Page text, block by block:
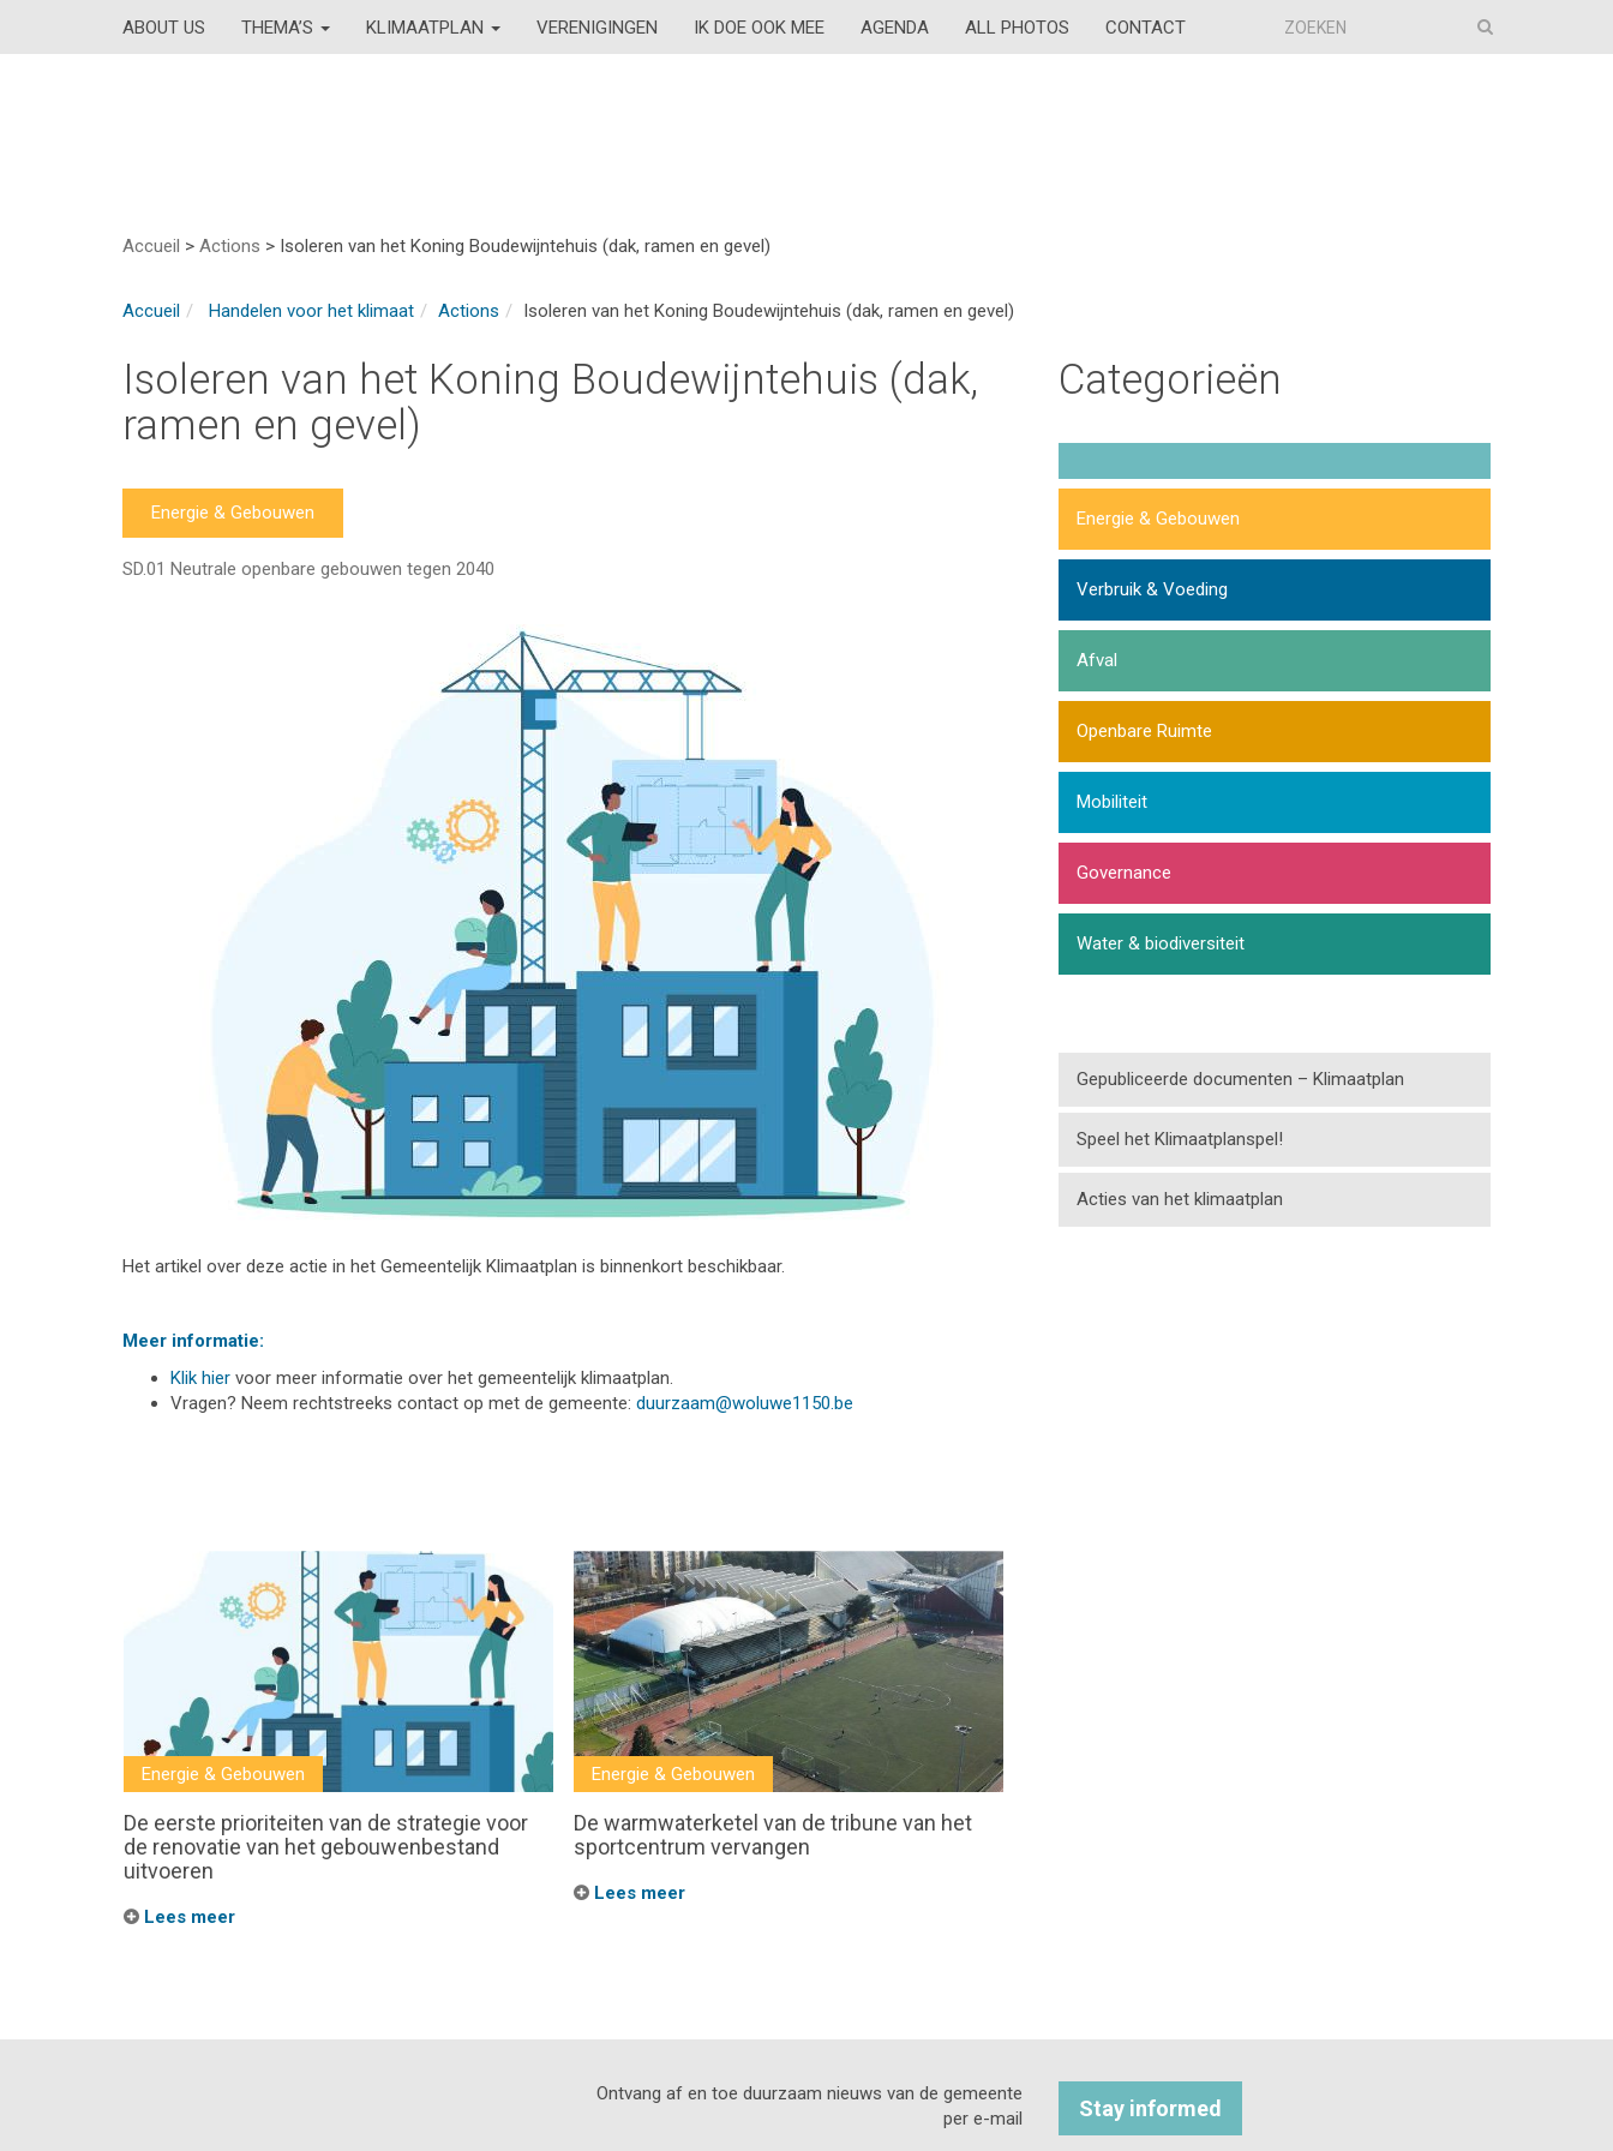
ABOUT US THEMA’S KLIMAATPLAN VERENIGINGEN IK DOE OOK MEE AGENDA ALL PHOTOS CONTACT
Accueil > Actions > Isoleren van het Koning Boudewijntehuis (dak, ramen en gevel)
Accueil Handelen voor het klimaat Actions Isoleren van het Koning Boudewijntehuis (dak, ramen en gevel)
Isoleren van het Koning Boudewijntehuis (dak,
ramen en gevel)
Energie & Gebouwen
SD.01 Neutrale openbare gebouwen tegen 2040
Het artikel over deze actie in het Gemeentelijk Klimaatplan is binnenkort beschikbaar.
Meer informatie:
Klik hier voor meer informatie over het gemeentelijk klimaatplan.
Vragen? Neem rechtstreeks contact op met de gemeente: duurzaam@woluwe1150.be
Energie & Gebouwen
De eerste prioriteiten van de strategie voor
de renovatie van het gebouwenbestand
uitvoeren
Lees meer
Energie & Gebouwen
De warmwaterketel van de tribune van het
sportcentrum vervangen
Lees meer
Categorieën
Energie & Gebouwen
Verbruik & Voeding
Afval
Openbare Ruimte
Mobiliteit
Governance
Water & biodiversiteit
Gepubliceerde documenten – Klimaatplan
Speel het Klimaatplanspel!
Acties van het klimaatplan
Ontvang af en toe duurzaam nieuws van de gemeente
per e-mail
Stay informed